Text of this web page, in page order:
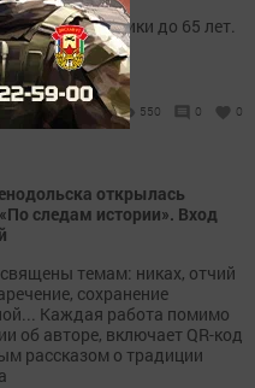
сотрудники до 65 лет.
550 0 0
открылась
следам истории». Вход
темам: никах, отчий
сохранение
Каждая работа помимо
об авторе, включает QR-код
рассказом о традиции